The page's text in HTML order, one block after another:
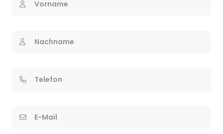
Vorname
Nachname
Telefon
E-Mail